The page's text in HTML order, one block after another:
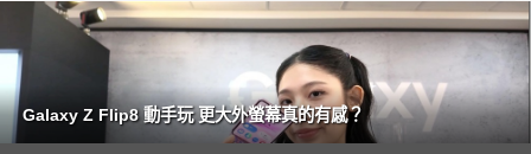
Galaxy Z Flip8 動手玩 更大外螢幕真的有感？